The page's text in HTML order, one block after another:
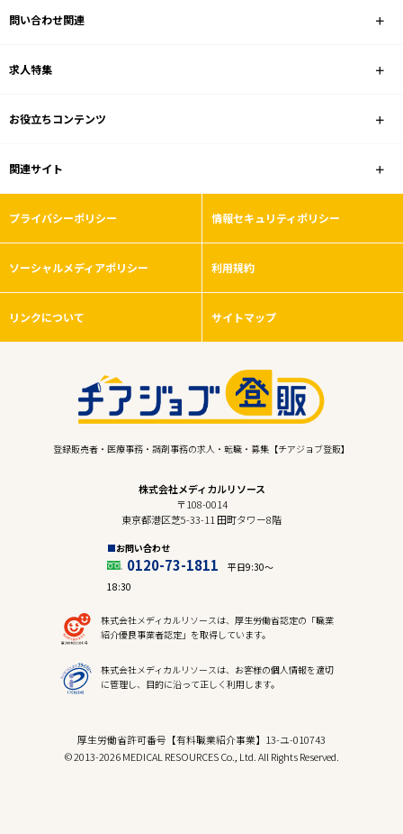
問い合わせ関連
求人特集
お役立ちコンテンツ
関連サイト
プライバシーポリシー 情報セキュリティポリシー
ソーシャルメディアポリシー 利用規約
リンクについて サイトマップ
登録販売者・医療事務・調剤事務の求人・転職・募集【チアジョブ登販】
株式会社メディカルリソース
〒108-0014
東京都港区芝5-33-11 田町タワー8階
お問い合わせ
0120-73-1811
平日9:30〜
18:30
株式会社メディカルリソースは、厚生労働省認定の「職業
紹介優良事業者認定」を取得しています。
株式会社メディカルリソースは、お客様の個人情報を適切
に管理し、目的に沿って正しく利用します。
厚生労働省許可番号【有料職業紹介事業】13-ユ-010743
© 2013-2026 MEDICAL RESOURCES Co., Ltd. All Rights Reserved.